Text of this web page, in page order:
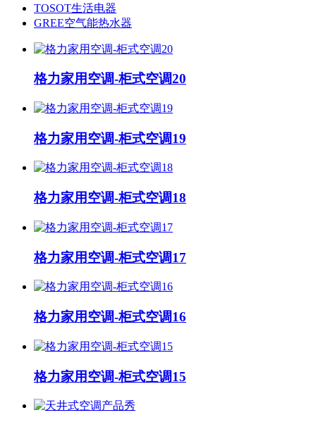
TOSOT生活电器
GREE空气能热水器
格力家用空调-柜式空调20
格力家用空调-柜式空调19
格力家用空调-柜式空调18
格力家用空调-柜式空调17
格力家用空调-柜式空调16
格力家用空调-柜式空调15